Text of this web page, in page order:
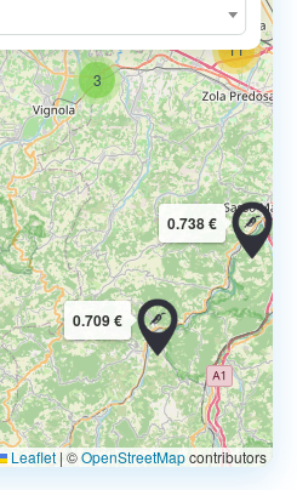
3
11
0.709 €
0.738 €
Leaflet | ©OpenStreetMapcontributors